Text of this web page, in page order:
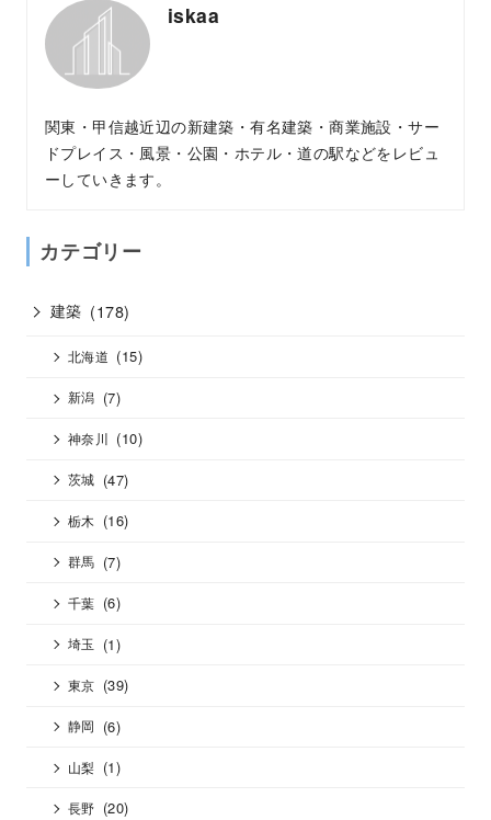
iskaa
関東・甲信越近辺の新建築・有名建築・商業施設・サー
ドプレイス・風景・公園・ホテル・道の駅などをレビュ
ーしていきます。
カテゴリー
建築 (178)
北海道 (15)
新潟 (7)
神奈川 (10)
茨城 (47)
栃木 (16)
群馬 (7)
千葉 (6)
埼玉 (1)
東京 (39)
静岡 (6)
山梨 (1)
長野 (20)